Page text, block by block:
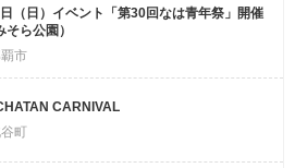
（日）イベント「第30回なは青年祭」開催
そら公園）
市
CARNIVAL
町